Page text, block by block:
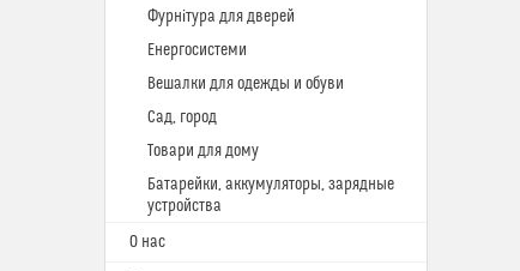
Фурнітура для дверей
Енергосистеми
Вешалки для одежды и обуви
Сад, город
Товари для дому
Батарейки, аккумуляторы, зарядные
устройства
О нас